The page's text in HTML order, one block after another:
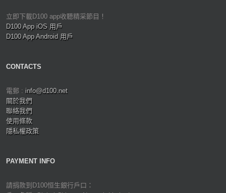
立即下載D100 app收聽精采節目！
D100 App iOS 用戶
D100 App Android 用戶
CONTACTS
電郵 : info@d100.net
關於我們
聯絡我們
使用條款
隱私權政策
PAYMENT INFO
請捐款到D100恒生銀行戶口：